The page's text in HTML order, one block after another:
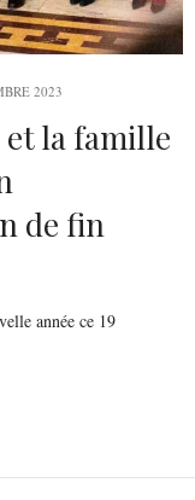
2023
la famille
de fin
année ce 19